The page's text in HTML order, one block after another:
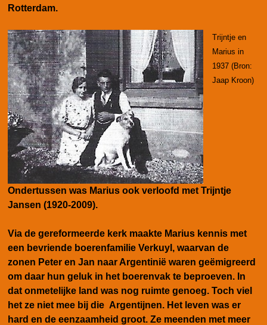
Rotterdam.
Trijntje en
Marius in
1937 (Bron:
Jaap Kroon)
Ondertussen was Marius ook verloofd met Trijntje
Jansen (1920-2009).
Via de gereformeerde kerk maakte Marius kennis met
een bevriende boerenfamilie Verkuyl, waarvan de
zonen Peter en Jan naar Argentinië waren geëmigreerd
om daar hun geluk in het boerenvak te beproeven. In
dat onmetelijke land was nog ruimte genoeg. Toch viel
het ze niet mee bij die Argentijnen. Het leven was er
hard en de eenzaamheid groot. Ze meenden met meer